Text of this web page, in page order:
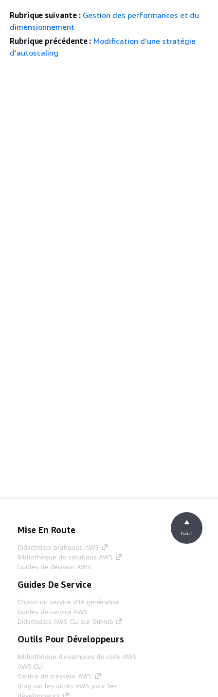
Rubrique suivante : Gestion des performances et du
dimensionnement
Rubrique précédente : Modification d’une stratégie
d’autoscaling
Mise En Route
Didacticiels pratiques AWS
Bibliothèque de solutions AWS
Guides de décision AWS
Guides De Service
Choisir un service d'IA générative
Guides de service AWS
Didacticiels AWS CLI sur GitHub
Outils Pour Développeurs
Bibliothèque d'exemples de code AWS
AWS CLI
Centre de créateur AWS
Blog sur les outils AWS pour les
développeurs
haut